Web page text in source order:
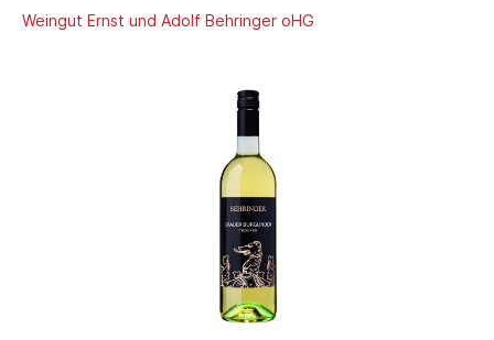
Weingut Ernst und Adolf Behringer oHG